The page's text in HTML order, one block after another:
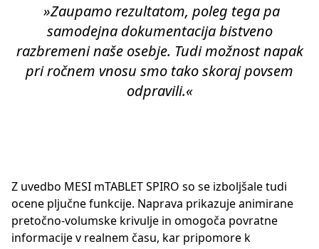
»Zaupamo rezultatom, poleg tega pa
samodejna dokumentacija bistveno
razbremeni naše osebje. Tudi možnost napak
pri ročnem vnosu smo tako skoraj povsem
odpravili.«
Z uvedbo MESI mTABLET SPIRO so se izboljšale tudi
ocene pljučne funkcije. Naprava prikazuje animirane
pretočno-volumske krivulje in omogoča povratne
informacije v realnem času, kar pripomore k